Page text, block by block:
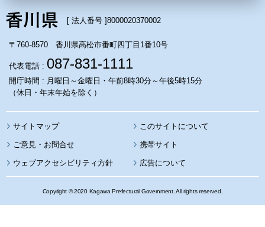
[ 法人番号 ]8000020370002
〒760-8570 香川県高松市番町四丁目1番10号
代表電話 : 087-831-1111
開庁時間 : 月曜日～金曜日・午前8時30分～午後5時15分
（休日・年末年始を除く）
サイトマップ このサイトについて
携帯サイト
ウェブアクセシビリティ方針 広告について
Copyright © 2020 Kagawa Prefectural Government. All rights reserved.